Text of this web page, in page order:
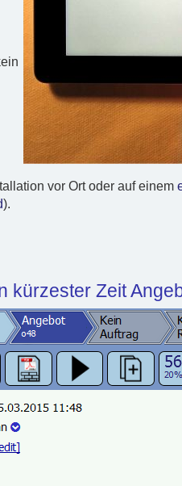
vor Ort oder auf einem
).
kürzester Zeit